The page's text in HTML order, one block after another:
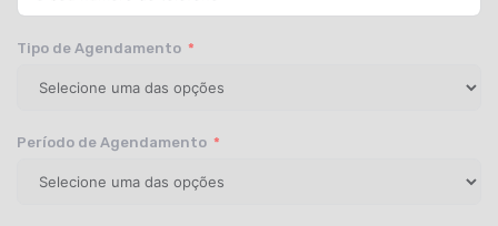
Tipo de Agendamento
Período de Agendamento